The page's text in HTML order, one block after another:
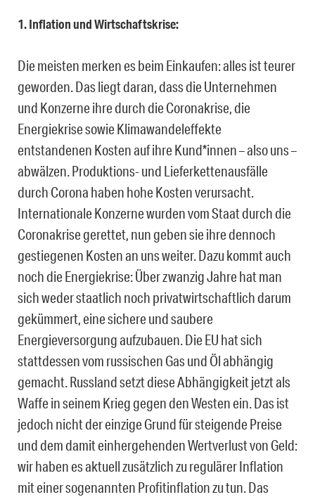
1. Inflation und Wirtschaftskrise:
Die meisten merken es beim Einkaufen: alles ist teurer
geworden. Das liegt daran, dass die Unternehmen
und Konzerne ihre durch die Coronakrise, die
Energiekrise sowie Klimawandeleffekte
entstandenen Kosten auf ihre Kund*innen – also uns –
abwälzen. Produktions- und Lieferkettenausfälle
durch Corona haben hohe Kosten verursacht.
Internationale Konzerne wurden vom Staat durch die
Coronakrise gerettet, nun geben sie ihre dennoch
gestiegenen Kosten an uns weiter. Dazu kommt auch
noch die Energiekrise: Über zwanzig Jahre hat man
sich weder staatlich noch privatwirtschaftlich darum
gekümmert, eine sichere und saubere
Energieversorgung aufzubauen. Die EU hat sich
stattdessen vom russischen Gas und Öl abhängig
gemacht. Russland setzt diese Abhängigkeit jetzt als
Waffe in seinem Krieg gegen den Westen ein. Das ist
jedoch nicht der einzige Grund für steigende Preise
und dem damit einhergehenden Wertverlust von Geld:
wir haben es aktuell zusätzlich zu regulärer Inflation
mit einer sogenannten Profitinflation zu tun. Das